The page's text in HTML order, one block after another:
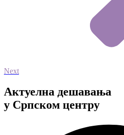
Next
Aктуелна дешавања
у Српском центру